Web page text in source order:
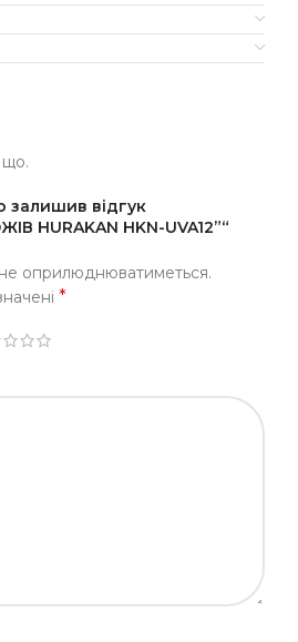
що.
залишив відгук
HURAKAN HKN-UVA12”“
оприлюднюватиметься.
*